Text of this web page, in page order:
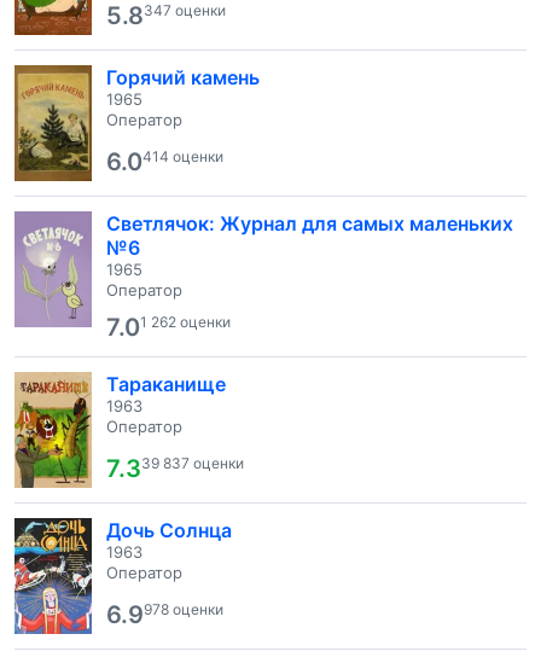
5.8347 оценки
Горячий камень
1965
Оператор
6.0414 оценки
Светлячок: Журнал для самых маленьких
№6
1965
Оператор
7.01 262 оценки
Тараканище
1963
Оператор
7.339 837 оценки
Дочь Солнца
1963
Оператор
6.9978 оценки